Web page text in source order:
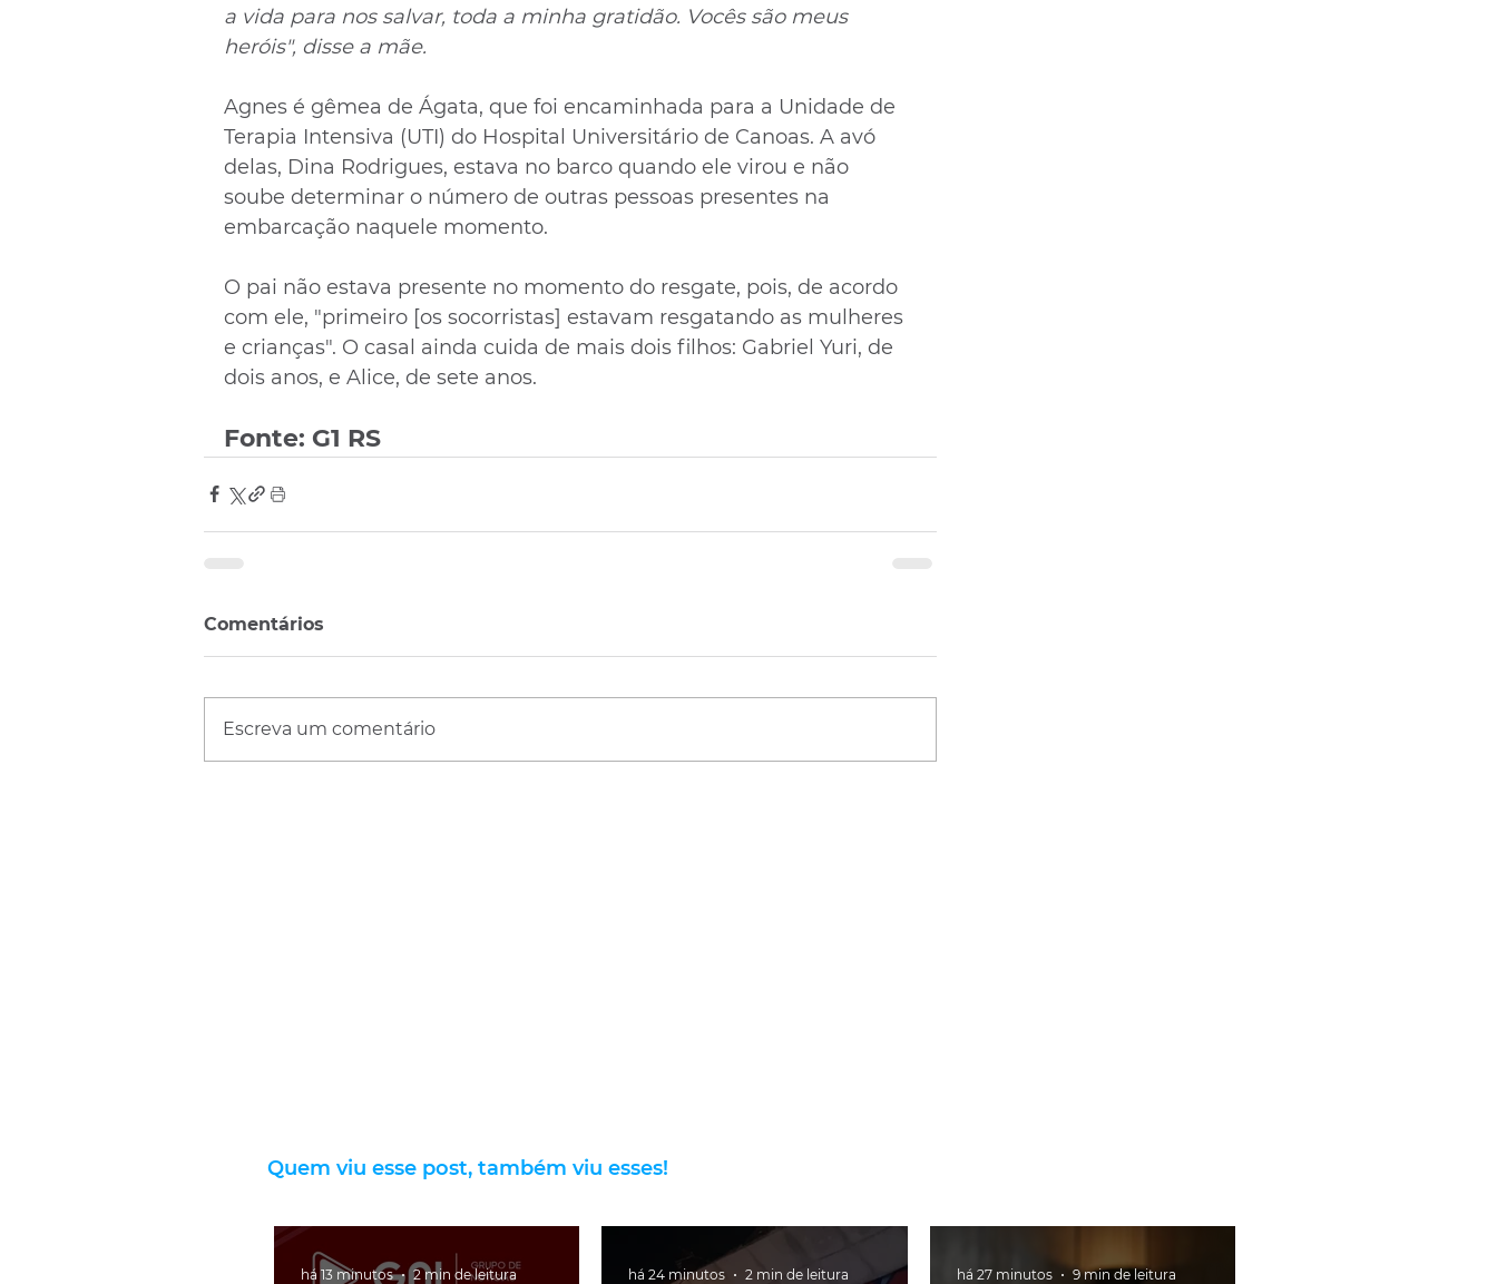
a vida para nos salvar, toda a minha gratidão. Vocês são meus
heróis", disse a mãe.
Agnes é gêmea de Ágata, que foi encaminhada para a Unidade de
Terapia Intensiva (UTI) do Hospital Universitário de Canoas. A avó
delas, Dina Rodrigues, estava no barco quando ele virou e não
soube determinar o número de outras pessoas presentes na
embarcação naquele momento.
O pai não estava presente no momento do resgate, pois, de acordo
com ele, "primeiro [os socorristas] estavam resgatando as mulheres
e crianças". O casal ainda cuida de mais dois filhos: Gabriel Yuri, de
dois anos, e Alice, de sete anos.
Fonte: G1 RS
Comentários
Escreva um comentário
Quem viu esse post, também viu esses!
há 13 minutos 2 min de leitura há 24 minutos 2 min de leitura há 27 minutos 9 min de leitura